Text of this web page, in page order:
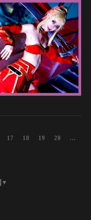
17 18 19 20 ...
▼